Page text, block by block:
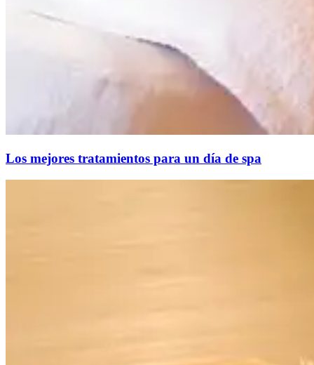
Los mejores tratamientos para un día de spa